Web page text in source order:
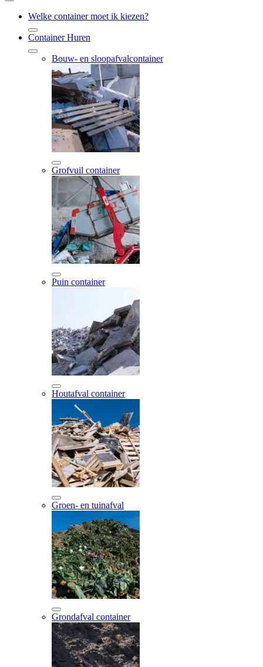
Welke container moet ik kiezen?
Container Huren
Bouw- en sloopafvalcontainer
Grofvuil container
Puin container
Houtafval container
Groen- en tuinafval
Grondafval container